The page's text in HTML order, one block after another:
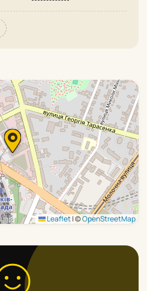
Leaflet|©OpenStreetMap